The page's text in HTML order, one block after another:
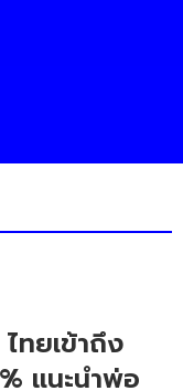
ทยเข้าถึง
แนะนำพ่อ